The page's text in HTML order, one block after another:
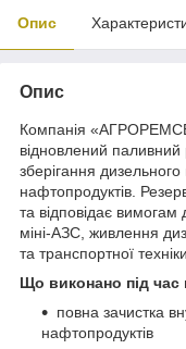
Опис
Опис
Компанія
відновлений
зберігання
нафтопродуктів.
та відповідає вимогам
міні-АЗС, живлення
та транспортної техніки.
Що виконано під час
повна зачистка
нафтопродуктів